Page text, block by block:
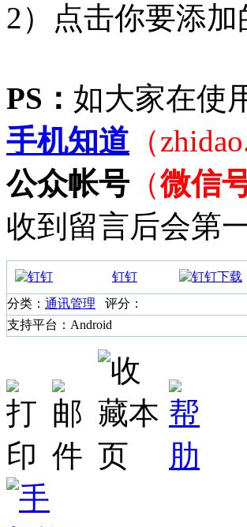
2）点击你要添
PS： 如大家在使
手机知道 （
公众帐号（微信
收到留言后会第
钉钉
分类： 通讯管理 评分：
支持平台：Android